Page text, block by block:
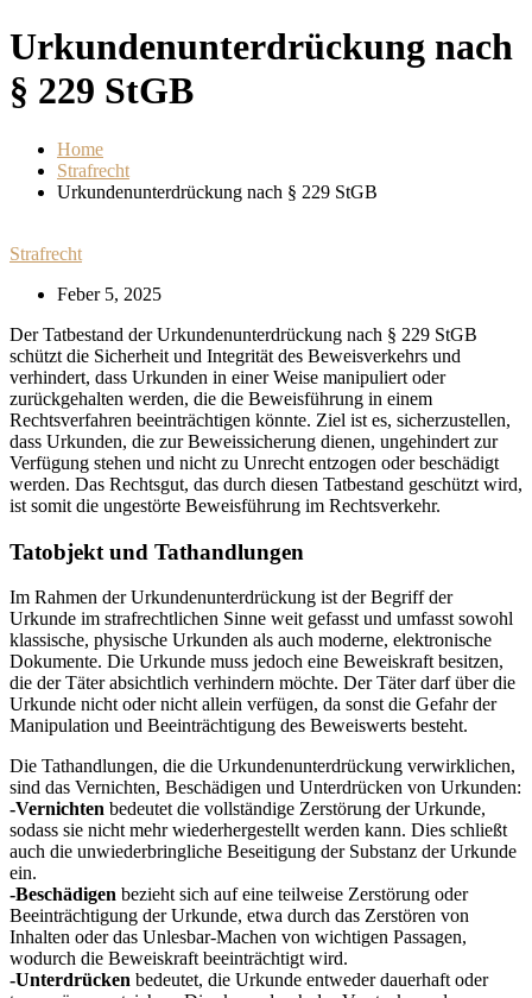
Urkundenunterdrückung nach
§ 229 StGB
Home
Strafrecht
Urkundenunterdrückung nach § 229 StGB
Strafrecht
Feber 5, 2025
Der Tatbestand der Urkundenunterdrückung nach § 229 StGB
schützt die Sicherheit und Integrität des Beweisverkehrs und
verhindert, dass Urkunden in einer Weise manipuliert oder
zurückgehalten werden, die die Beweisführung in einem
Rechtsverfahren beeinträchtigen könnte. Ziel ist es, sicherzustellen,
dass Urkunden, die zur Beweissicherung dienen, ungehindert zur
Verfügung stehen und nicht zu Unrecht entzogen oder beschädigt
werden. Das Rechtsgut, das durch diesen Tatbestand geschützt wird,
ist somit die ungestörte Beweisführung im Rechtsverkehr.
Tatobjekt und Tathandlungen
Im Rahmen der Urkundenunterdrückung ist der Begriff der
Urkunde im strafrechtlichen Sinne weit gefasst und umfasst sowohl
klassische, physische Urkunden als auch moderne, elektronische
Dokumente. Die Urkunde muss jedoch eine Beweiskraft besitzen,
die der Täter absichtlich verhindern möchte. Der Täter darf über die
Urkunde nicht oder nicht allein verfügen, da sonst die Gefahr der
Manipulation und Beeinträchtigung des Beweiswerts besteht.
Die Tathandlungen, die die Urkundenunterdrückung verwirklichen,
sind das Vernichten, Beschädigen und Unterdrücken von Urkunden:
-Vernichten bedeutet die vollständige Zerstörung der Urkunde,
sodass sie nicht mehr wiederhergestellt werden kann. Dies schließt
auch die unwiederbringliche Beseitigung der Substanz der Urkunde
ein.
-Beschädigen bezieht sich auf eine teilweise Zerstörung oder
Beeinträchtigung der Urkunde, etwa durch das Zerstören von
Inhalten oder das Unlesbar-Machen von wichtigen Passagen,
wodurch die Beweiskraft beeinträchtigt wird.
-Unterdrücken bedeutet, die Urkunde entweder dauerhaft oder